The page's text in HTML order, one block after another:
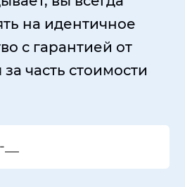
на идентичное
с гарантией от
часть стоимости